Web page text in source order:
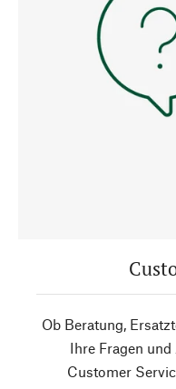
Ob Beratung,
Ihre Fragen
Customer